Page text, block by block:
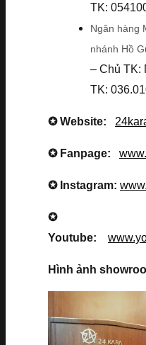
TK:
Ngân hàng
nhánh Hồ
– Chủ TK:
TK:
✪ Website:
✪ Fanpage:
✪ Instagram:
✪
Youtube:
Hình ảnh